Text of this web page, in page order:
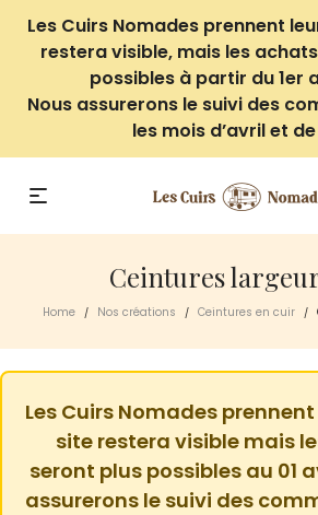
Les Cuirs Nomades prennent
restera visible, mais les
possibles à partir du 1er
Nous assurerons le suivi des
les mois d’avril et
Ceintures
Home / Nos créations / Ceintures en cuir /
Les Cuirs Nomades
site restera visible mais
seront plus possibles au 01
assurerons le suivi des